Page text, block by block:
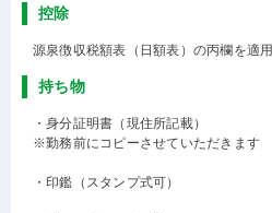
控除
源泉徴収税額表（日額表）の丙欄を適用
持ち物
・身分証明書（現住所記載）
※勤務前にコピーさせていただきます
・印鑑（スタンプ式可）